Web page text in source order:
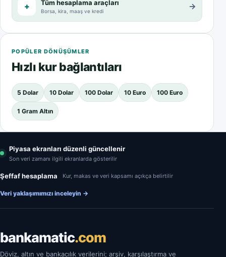
+ Tüm hesaplama araçları
Borsa, kira, maaş ve kredi →
POPÜLER DÖNÜŞÜMLER
Hızlı kur bağlantıları
5 Dolar 10 Dolar 100 Dolar 10 Euro 100 Euro
1 Gram Altın
Piyasa ekranları düzenli güncellenir
Son veri zamanı ilgili ekranlarda gösterilir
Şeffaf hesaplama Kur, makas ve veri kapsamı açıkça belirtilir
Veri yaklaşımımızı inceleyin →
bankamatic.com
Döviz, altın ve bankacılık verilerini; arşiv, karşılaştırma ve